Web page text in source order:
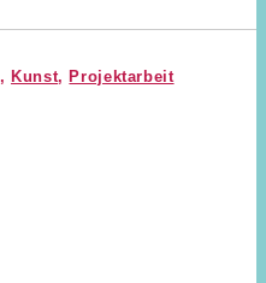
, Kunst, Projektarbeit